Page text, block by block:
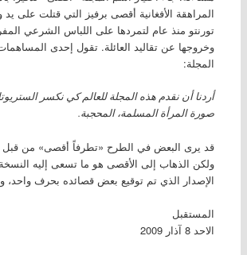
المراهقة الأفغانية أقصى برفيز التي قتلت على يد
تورنتو منذ عام لتمردها على اللباس الشرعي
وخروجها عن تقاليد العائلة. تقول إحدى
المجلة:
أردنا أن نقدم هذه المجلة للعالم كي نكسر
صورة المرأة المسلمة، المحجبة.
قد يرى البعض في الطرح «تطرفاً أقصى» من قبل
ولكن الذهاب إلى الأقصى هو ما تسعى إليه
الإصدار الذي تم توقيع بعض قصائده بحرف واحد،
المستقبل
الاحد 8 آذار 2009